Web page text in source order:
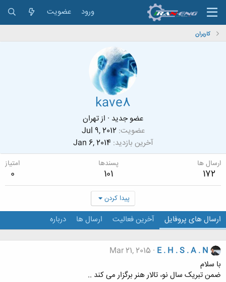
ورود عضویت
کاربران
kave8
عضو جدید · ازتهران
عضویت Jul 9, 2012
آخرین بازدید Jan 6, 2014
ارسال ها
172
پسندها
101
امتیاز
0
پیدا کردن
ارسال های پروفایل آخرین فعالیت ارسال ها درباره
E . H . S . A . N
Mar 21, 2015
با سلام
ضمن تبریک سال نو، تالار هنر برگزار می کند ..